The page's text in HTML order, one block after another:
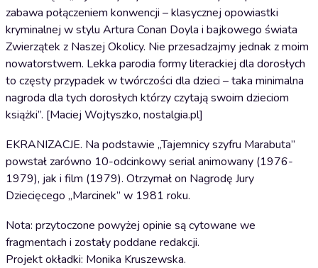
zabawa połączeniem konwencji – klasycznej opowiastki
kryminalnej w stylu Artura Conan Doyla i bajkowego świata
Zwierzątek z Naszej Okolicy. Nie przesadzajmy jednak z moim
nowatorstwem. Lekka parodia formy literackiej dla dorosłych
to częsty przypadek w twórczości dla dzieci – taka minimalna
nagroda dla tych dorosłych którzy czytają swoim dzieciom
książki”. [Maciej Wojtyszko, nostalgia.pl]
EKRANIZACJE. Na podstawie „Tajemnicy szyfru Marabuta”
powstał zarówno 10-odcinkowy serial animowany (1976-
1979), jak i film (1979). Otrzymał on Nagrodę Jury
Dziecięcego „Marcinek” w 1981 roku.
Nota: przytoczone powyżej opinie są cytowane we
fragmentach i zostały poddane redakcji.
Projekt okładki: Monika Kruszewska.